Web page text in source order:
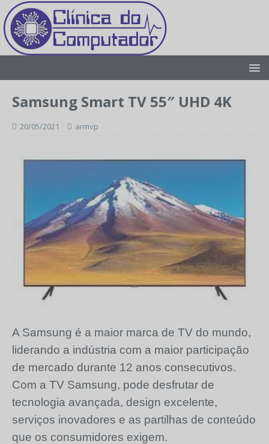
Samsung Smart TV 55″ UHD 4K
20/05/2021 armvp
A Samsung é a maior marca de TV do mundo,
liderando a indústria com a maior participação
de mercado durante 12 anos consecutivos.
Com a TV Samsung, pode desfrutar de
tecnologia avançada, design excelente,
serviços inovadores e as partilhas de conteúdo
que os consumidores exigem.